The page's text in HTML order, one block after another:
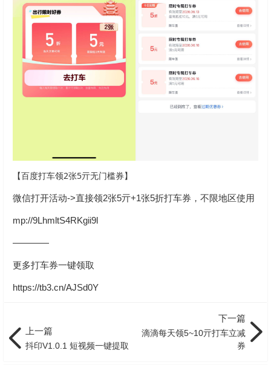
【百度打车领2张5亓无门槛券】
微信打开活动->直接领2张5亓+1张5折打车券，不限地区使用
mp://9LhmltS4RKgii9l
————
更多打车券一键领取
https://tb3.cn/AJSd0Y
上一篇
抖印V1.0.1 短视频一键提取
下一篇
滴滴每天领5~10亓打车立减
券